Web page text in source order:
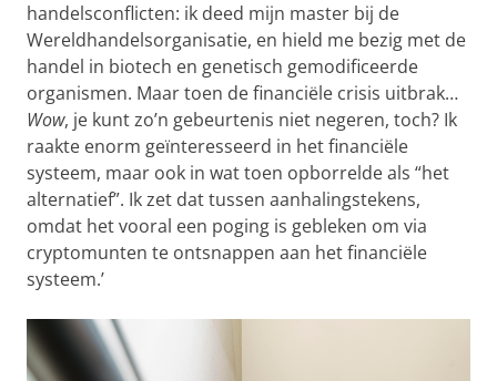
handelsconflicten: ik deed mijn master bij de
Wereldhandelsorganisatie, en hield me bezig met de
handel in biotech en genetisch gemodificeerde
organismen. Maar toen de financiële crisis uitbrak…
Wow, je kunt zo’n gebeurtenis niet negeren, toch? Ik
raakte enorm geïnteresseerd in het financiële
systeem, maar ook in wat toen opborrelde als “het
alternatief”. Ik zet dat tussen aanhalingstekens,
omdat het vooral een poging is gebleken om via
cryptomunten te ontsnappen aan het financiële
systeem.’